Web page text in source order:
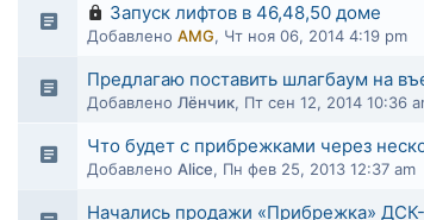
Запуск лифтов в 46,48,50 доме
Добавлено AMG, Чт ноя 06, 2014 4:19 pm
Предлагаю поставить шлагбаум на
Добавлено Лёнчик, Пт сен 12, 2014 10:36
Что будет с прибрежками через
Добавлено Alice, Пн фев 25, 2013 12:37 am
Начались продажи «Прибрежка»